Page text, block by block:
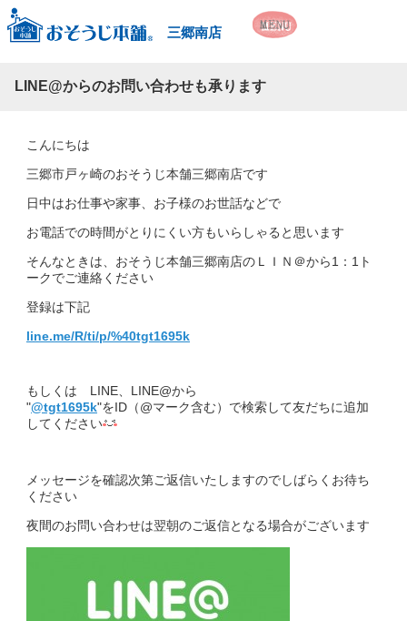
三郷南店
LINE@からのお問い合わせも承ります
こんにちは
三郷市戸ヶ崎のおそうじ本舗三郷南店です
日中はお仕事や家事、お子様のお世話などで
お電話での時間がとりにくい方もいらしゃると思います
そんなときは、おそうじ本舗三郷南店のＬＩＮ＠から1：1ト
ークでご連絡ください
登録は下記
line.me/R/ti/p/%40tgt1695k
もしくは LINE、LINE@から
"@tgt1695k"をID（@マーク含む）で検索して友だちに追加
してください
メッセージを確認次第ご返信いたしますのでしばらくお待ち
ください
夜間のお問い合わせは翌朝のご返信となる場合がございます